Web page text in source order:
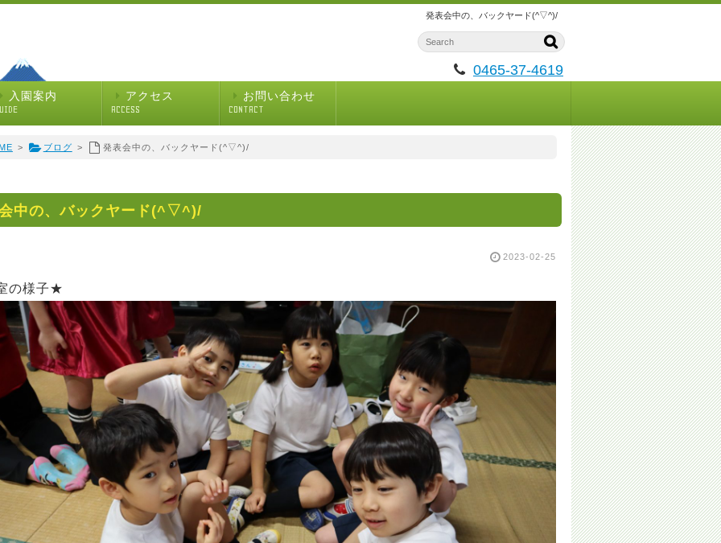
発表会中の、バックヤード(^▽^)/
0465-37-4619
入園案内 アクセス
ACCESS
お問い合わせ
CONTACT
> ブログ > 発表会中の、バックヤード(^▽^)/
中の、バックヤード(^▽^)/
2023-02-25
様子★